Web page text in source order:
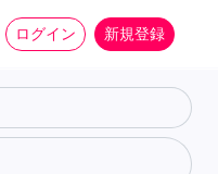
ログイン 新規登録